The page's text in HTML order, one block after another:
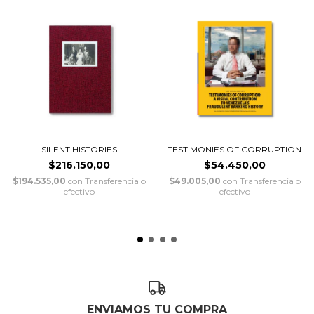
SILENT HISTORIES
$216.150,00
$194.535,00con Transferencia o
efectivo
TESTIMONIES OF CORRUPTION
$54.450,00
$49.005,00 con Transferencia o
efectivo
ENVIAMOS TU COMPRA